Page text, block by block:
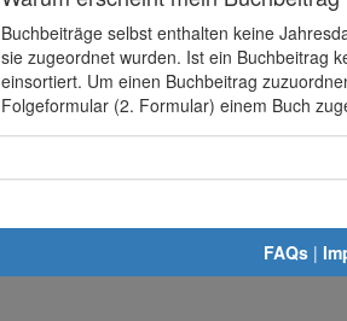
Buchbeiträge selbst enthalten keine
sie zugeordnet wurden. Ist ein Buchbeitrag
einsortiert. Um einen Buchbeitrag
Folgeformular (2. Formular) einem Buch
FAQs |